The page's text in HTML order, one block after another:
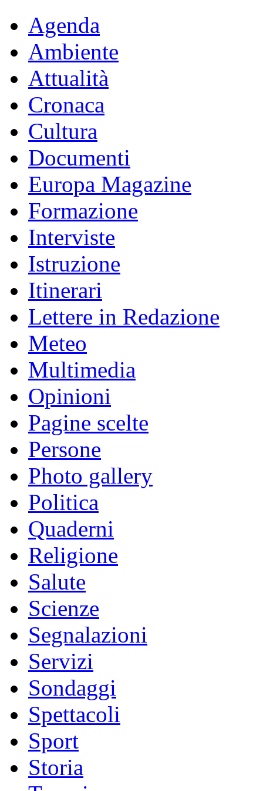
Agenda
Ambiente
Attualità
Cronaca
Cultura
Documenti
Europa Magazine
Formazione
Interviste
Istruzione
Itinerari
Lettere in Redazione
Meteo
Multimedia
Opinioni
Pagine scelte
Persone
Photo gallery
Politica
Quaderni
Religione
Salute
Scienze
Segnalazioni
Servizi
Sondaggi
Spettacoli
Sport
Storia